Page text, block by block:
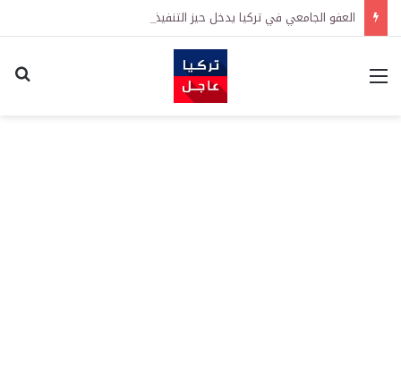
العفو الجامعي في تركيا يدخل حيز التنفيذ رسمياً
القائمة